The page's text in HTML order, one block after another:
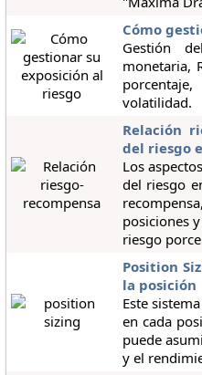
Cómo
Gestión
monetaria,
volatilidad.
Relación
del riesgo
Los
del riesgo
posiciones
riesgo
Position
la posición
Este
en cada
puede
y el